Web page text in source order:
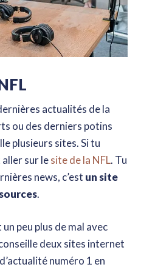
actualités de la
ou des derniers potins
plusieurs sites. Si tu
aller sur lesite de la NFL. Tu
news, c’est un site
.
peu plus de mal avec
deux sites internet
numéro 1 en